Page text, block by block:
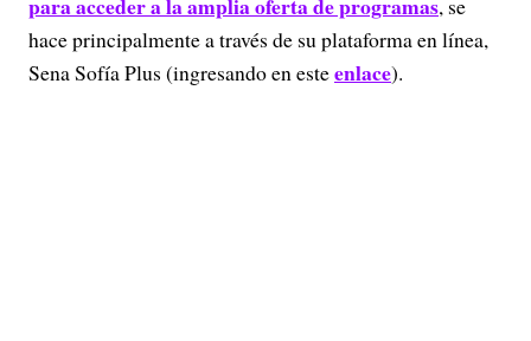
, se
hace principalmente a través de su plataforma en línea,
Sena Sofía Plus (ingresando en esteenlace).